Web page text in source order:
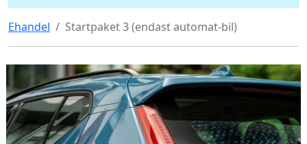
Ehandel Startpaket 3 (endast automat-bil)